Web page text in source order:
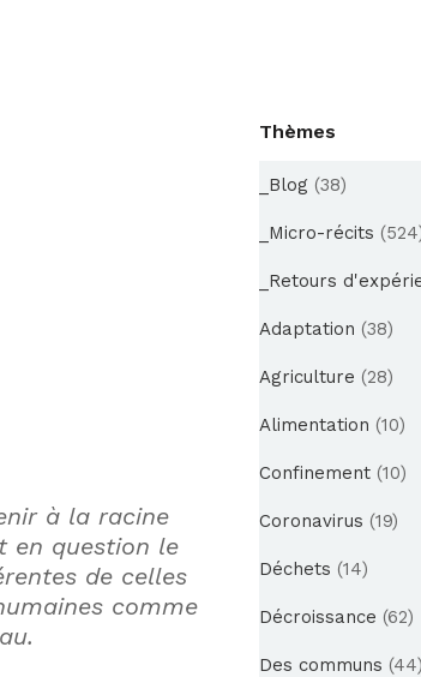
à la racine
en question le
de celles
comme
Thèmes
_Blog (38)
_Micro-récits
_Retours
Adaptation (38)
Agriculture (28)
Alimentation (10)
Confinement (10)
Coronavirus (19)
Déchets (14)
Décroissance (62)
Des communs (44)